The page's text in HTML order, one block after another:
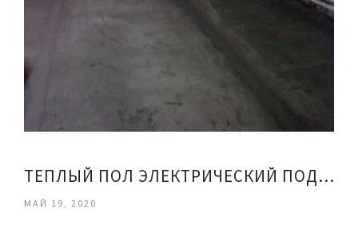
ТЕПЛЫЙ ПОЛ ЭЛЕКТРИЧЕСКИЙ ПОД ПЛИТКУ МОНТАЖ
МАЙ 19, 2020